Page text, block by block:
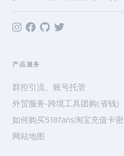
产品服务
群控引流、账号托管
外贸服务-跨境工具团购(省钱)
如何购买518fans淘宝充值卡密
网站地图